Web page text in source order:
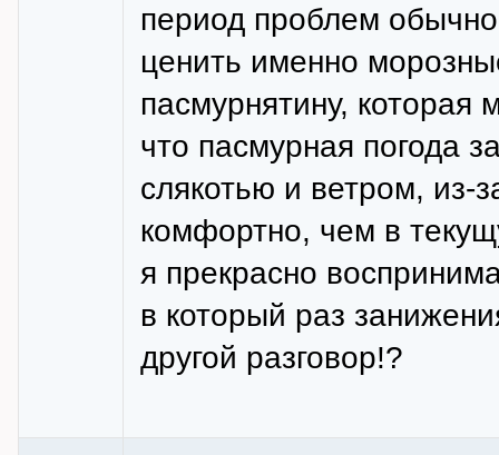
период проблем
ценить именно
пасмурнятину,
что пасмурная погода
слякотью и ветром, из-
комфортно, чем в
я прекрасно
в который раз
другой разговор!?